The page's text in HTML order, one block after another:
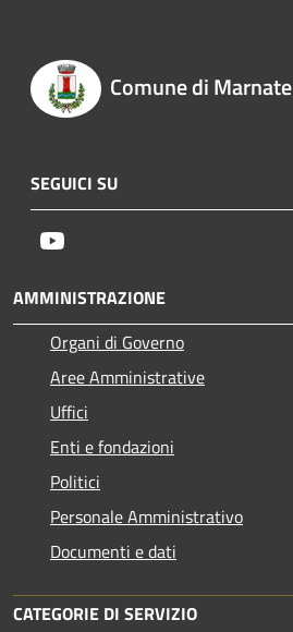
Comune di Marnate
SEGUICI SU
AMMINISTRAZIONE
Organi di Governo
Aree Amministrative
Uffici
Enti e fondazioni
Politici
Personale Amministrativo
Documenti e dati
CATEGORIE DI SERVIZIO